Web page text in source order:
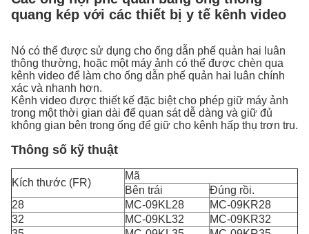
quang kép với các thiết bị y tế kênh video
Nó có thể được sử dụng cho ống dẫn phế quản hai luân
thông thường, hoặc một máy ảnh có thể được chèn qua
kênh video để làm cho ống dẫn phế quản hai luân chính
xác và nhanh hơn.
Kênh video được thiết kế đặc biệt cho phép giữ máy ảnh
trong một thời gian dài để quan sát dễ dàng và giữ đủ
không gian bên trong ống để giữ cho kênh hấp thụ trơn tru.
Thông số kỹ thuật
Kích thước (FR)
Mã
Bên trái
Đúng rồi.
28
MC-09KL28
MC-09KR28
32
MC-09KL32
MC-09KR32